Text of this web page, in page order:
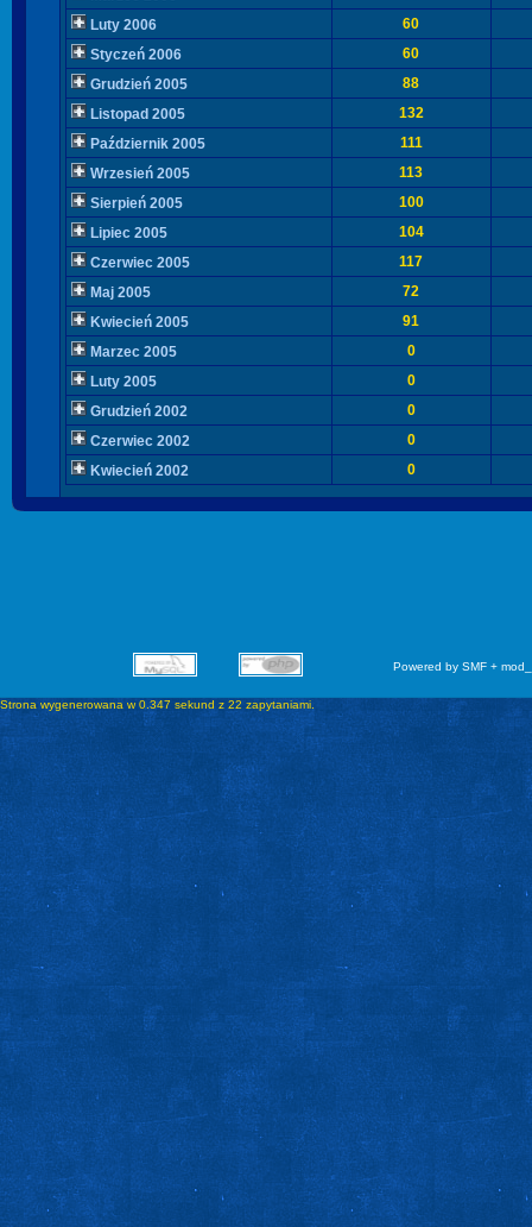
Luty 2006
60
Styczeń 2006
60
Grudzień 2005
88
Listopad 2005
132
Październik 2005
111
Wrzesień 2005
113
Sierpień 2005
100
Lipiec 2005
104
Czerwiec 2005
117
Maj 2005
72
Kwiecień 2005
91
Marzec 2005
0
Luty 2005
0
Grudzień 2002
0
Czerwiec 2002
0
Kwiecień 2002
0
Powered by SMF +
Strona wygenerowana w 0.347 sekund z 22 zapytaniami.